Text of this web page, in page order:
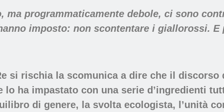
ma programmaticamente debole, ci sono
imposto: non scontentare i giallorossi. E
si rischia la scomunica a dire che il
lo ha impastato con una serie d’ingredienti
di genere, la svolta ecologista, l’unità